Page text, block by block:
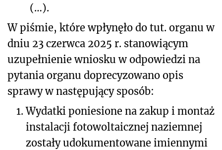
(…).
W piśmie, które wpłynęło do tut. organu w
dniu 23 czerwca 2025 r. stanowiącym
uzupełnienie wniosku w odpowiedzi na
pytania organu doprecyzowano opis
sprawy w następujący sposób:
1. Wydatki poniesione na zakup i montaż
instalacji fotowoltaicznej naziemnej
zostały udokumentowane imiennymi